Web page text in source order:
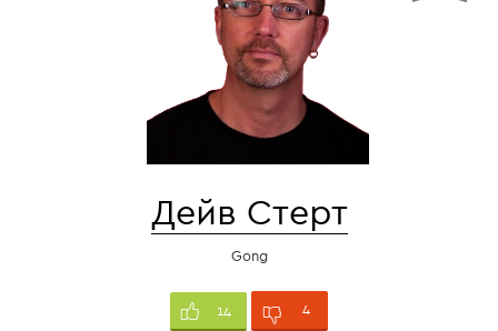
Дейв Стерт
Gong
14 4